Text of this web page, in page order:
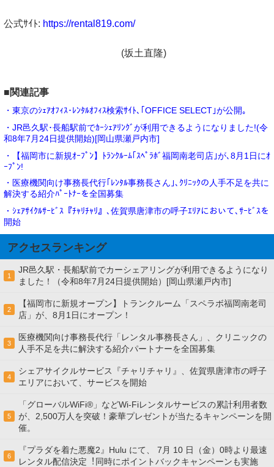
公式ｻｲﾄ: https://rental819.com/
(坂土直隆)
■関連記事
・東京のｼｪｱｵﾌｨｽ･ﾚﾝﾀﾙｵﾌｨｽ検索ｻｲﾄ､｢OFFICE SELECT｣が公開｡
・JR邑久駅･長船駅前でｶｰｼｪｱﾘﾝｸﾞが利用できるようになりました!(令
和8年7月24日提供開始)[岡山県瀬戸内市]
・【福岡市に新規ｵｰﾌﾟﾝ】ﾄﾗﾝｸﾙｰﾑ｢ｽﾍﾟﾗﾎﾞ福岡南老司店｣が､8月1日にｵ
ｰﾌﾟﾝ!
・医療機関向け事務長代行｢ﾚﾝﾀﾙ事務長さん｣､ｸﾘﾆｯｸの人手不足を共に
解決する紹介ﾊﾟｰﾄﾅｰを全国募集
・ｼｪｱｻｲｸﾙｻｰﾋﾞｽ『ﾁｬﾘﾁｬﾘ』､佐賀県唐津市の呼子ｴﾘｱにおいて､ｻｰﾋﾞｽを
開始
アクセスランキング
1
JR邑久駅・長船駅前でカーシェアリングが利用できるようになり
ました！（令和8年7月24日提供開始）[岡山県瀬戸内市]
2
【福岡市に新規オープン】トランクルーム「スペラボ福岡南老司
店」が、8月1日にオープン！
3
医療機関向け事務長代行「レンタル事務長さん」、クリニックの
人手不足を共に解決する紹介パートナーを全国募集
4
シェアサイクルサービス『チャリチャリ』、佐賀県唐津市の呼子
エリアにおいて、サービスを開始
5
「グローバルWiFi®」などWi-Fiレンタルサービスの累計利用者数
が、2,500万人を突破！豪華プレゼントが当たるキャンペーンを開
催。
6
『プラダを着た悪魔2』Hulu にて、 7⽉ 10 ⽇（金）0時より最速
レンタル配信決定︕同時にポイントバックキャンペーンも実施